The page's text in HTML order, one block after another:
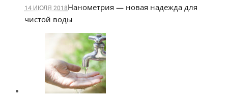
14 ИЮЛЯ 2018Нанометрия — новая надежда для
чистой воды